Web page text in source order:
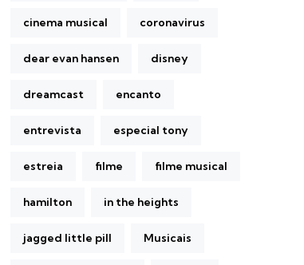
cinema musical coronavirus
dear evan hansen disney
dreamcast encanto
entrevista especial tony
estreia filme filme musical
hamilton in the heights
jagged little pill Musicais